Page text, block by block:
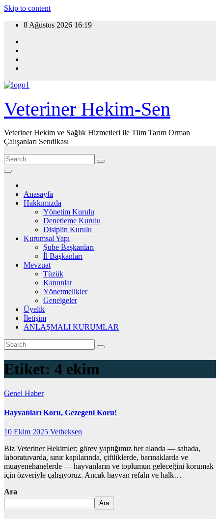
Skip to content
8 Ağustos 2026 16:19
Veteriner Hekim-Sen
Veteriner Hekim ve Sağlık Hizmetleri ile Tüm Tarım Orman
Çalışanları Sendikası
Anasayfa
Hakkımızda
Yönetim Kurulu
Denetleme Kurulu
Disiplin Kurulu
Kurumsal Yapı
Şube Başkanları
İl Başkanları
Mevzuat
Tüzük
Kanunlar
Yönetmelikler
Genelgeler
Üyelik
İletişim
ANLAŞMALI KURUMLAR
Etiket: 4 ekim
Genel Haber
Hayvanları Koru, Gezegeni Koru!
10 Ekim 2025 Vetheksen
Biz Veteriner Hekimler; görev yaptığımız her alanda — sahada,
laboratuvarda, sınır kapılarında, çiftliklerde, barınaklarda ve
muayenehanelerde — hayvanların ve toplumun geleceğini korumak
için özveriyle çalışıyoruz. Ancak hayvan refahı ve halk…
Ara
Ara